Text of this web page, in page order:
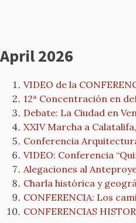
April 2026
VIDEO de la
12ª Concentración en
Debate: La Ciudad en
XXIV Marcha a
Conferencia
VIDEO: Conferencia
Alegaciones al
Charla histórica y
CONFERENCIA: Los
CONFERENCIAS